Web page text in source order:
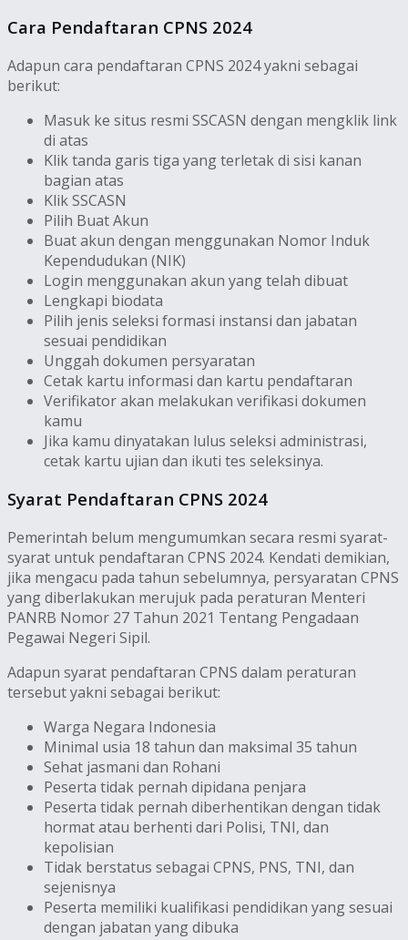
Cara Pendaftaran CPNS 2024
Adapun cara pendaftaran CPNS 2024 yakni sebagai
berikut:
Masuk ke situs resmi SSCASN dengan mengklik link
di atas
Klik tanda garis tiga yang terletak di sisi kanan
bagian atas
Klik SSCASN
Pilih Buat Akun
Buat akun dengan menggunakan Nomor Induk
Kependudukan (NIK)
Login menggunakan akun yang telah dibuat
Lengkapi biodata
Pilih jenis seleksi formasi instansi dan jabatan
sesuai pendidikan
Unggah dokumen persyaratan
Cetak kartu informasi dan kartu pendaftaran
Verifikator akan melakukan verifikasi dokumen
kamu
Jika kamu dinyatakan lulus seleksi administrasi,
cetak kartu ujian dan ikuti tes seleksinya.
Syarat Pendaftaran CPNS 2024
Pemerintah belum mengumumkan secara resmi syarat-
syarat untuk pendaftaran CPNS 2024. Kendati demikian,
jika mengacu pada tahun sebelumnya, persyaratan CPNS
yang diberlakukan merujuk pada peraturan Menteri
PANRB Nomor 27 Tahun 2021 Tentang Pengadaan
Pegawai Negeri Sipil.
Adapun syarat pendaftaran CPNS dalam peraturan
tersebut yakni sebagai berikut:
Warga Negara Indonesia
Minimal usia 18 tahun dan maksimal 35 tahun
Sehat jasmani dan Rohani
Peserta tidak pernah dipidana penjara
Peserta tidak pernah diberhentikan dengan tidak
hormat atau berhenti dari Polisi, TNI, dan
kepolisian
Tidak berstatus sebagai CPNS, PNS, TNI, dan
sejenisnya
Peserta memiliki kualifikasi pendidikan yang sesuai
dengan jabatan yang dibuka